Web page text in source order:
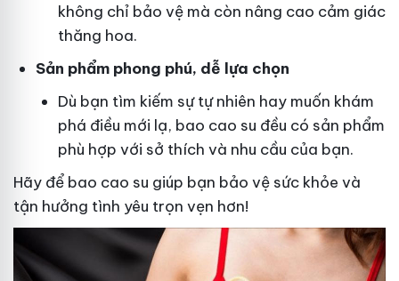
không chỉ bảo vệ mà còn nâng cao cảm giác
thăng hoa.
Sản phẩm phong phú, dễ lựa chọn
Dù bạn tìm kiếm sự tự nhiên hay muốn khám
phá điều mới lạ, bao cao su đều có sản phẩm
phù hợp với sở thích và nhu cầu của bạn.
Hãy để bao cao su giúp bạn bảo vệ sức khỏe và
tận hưởng tình yêu trọn vẹn hơn!